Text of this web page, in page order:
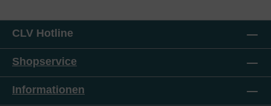
CLV Hotline
Shopservice
Informationen